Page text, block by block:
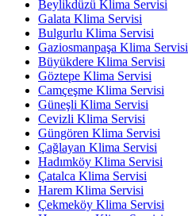
Beylikdüzü Klima Servisi
Galata Klima Servisi
Bulgurlu Klima Servisi
Gaziosmanpaşa Klima Servisi
Büyükdere Klima Servisi
Göztepe Klima Servisi
Camçeşme Klima Servisi
Güneşli Klima Servisi
Cevizli Klima Servisi
Güngören Klima Servisi
Çağlayan Klima Servisi
Hadımköy Klima Servisi
Çatalca Klima Servisi
Harem Klima Servisi
Çekmeköy Klima Servisi